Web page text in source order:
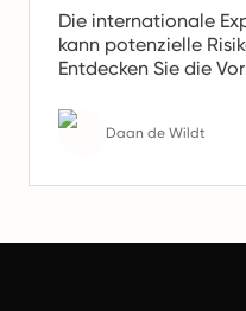
Die internationale
kann potenzielle
Entdecken Sie die
zu beurteilen, ob ihre
Sie geeignet sind.
Daan de Wildt